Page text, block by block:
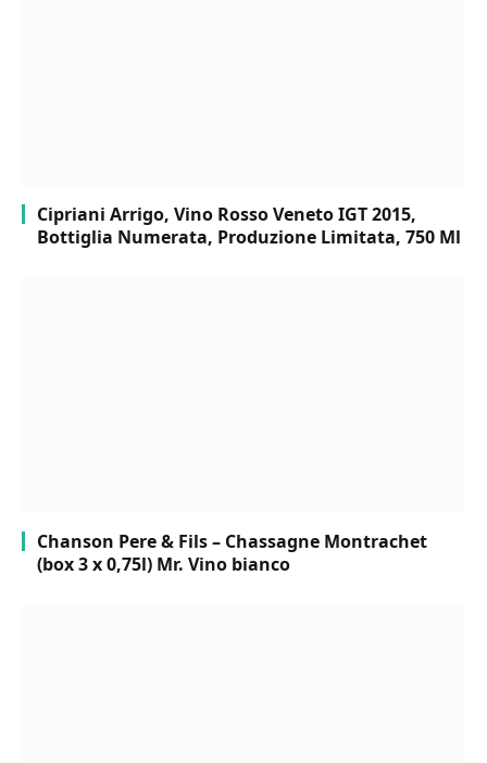
Cipriani Arrigo, Vino Rosso Veneto IGT 2015,
Bottiglia Numerata, Produzione Limitata, 750 Ml
Chanson Pere & Fils – Chassagne Montrachet
(box 3 x 0,75l) Mr. Vino bianco